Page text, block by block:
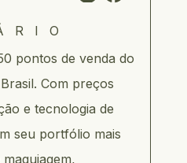
pontos de venda do
Com preços
e tecnologia de
seu portfólio mais